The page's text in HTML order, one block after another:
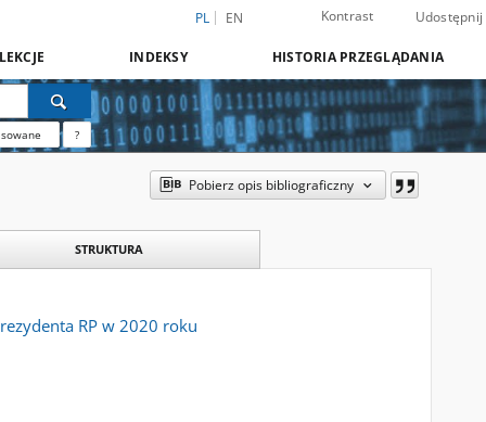
PL EN Kontrast Udostępnij
INDEKSY HISTORIA PRZEGLĄDANIA
?
Pobierz opis bibliograficzny
STRUKTURA
RP w 2020 roku